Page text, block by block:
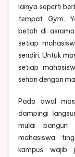
lainya seperti
tempat Gym.
betah di
setiap
sendiri. Untuk
setiap
sehari dengan
Pada awal
dampingi
mulai
mahasiswa
kampus wajib